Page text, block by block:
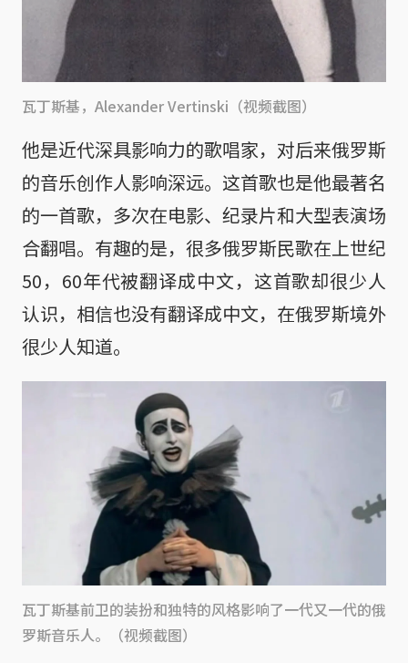
瓦丁斯基，Alexander Vertinski（视频截图）
他是近代深具影响力的歌唱家，对后来俄罗斯
的音乐创作人影响深远。这首歌也是他最著名
的一首歌，多次在电影、纪录片和大型表演场
合翻唱。有趣的是，很多俄罗斯民歌在上世纪
50，60年代被翻译成中文，这首歌却很少人
认识，相信也没有翻译成中文，在俄罗斯境外
很少人知道。
瓦丁斯基前卫的装扮和独特的风格影响了一代又一代的俄
罗斯音乐人。（视频截图）